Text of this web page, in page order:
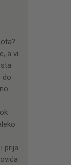
a vi
do
prija